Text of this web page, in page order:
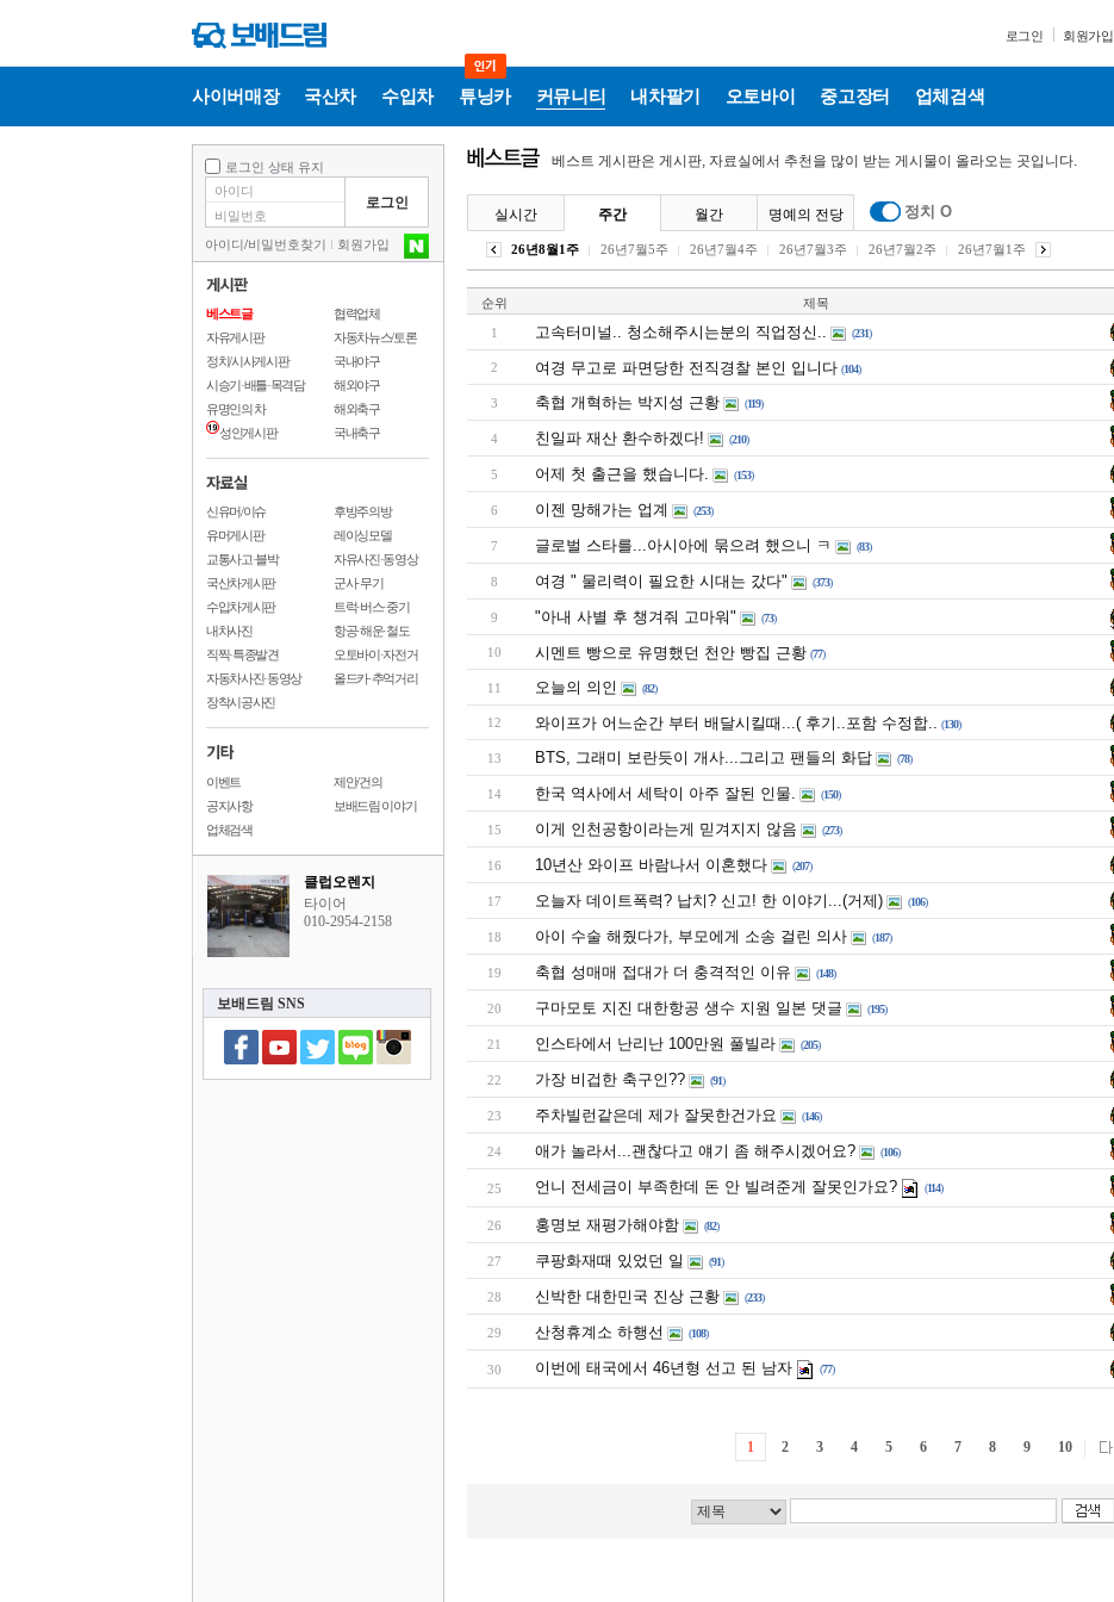
로그인 회원가입
사이버매장 국산차 수입차 튜닝카 커뮤니티 내차팔기 오토바이 중고장터 업체검색
로그인 상태 유지
아이디/비밀번호찾기 l 회원가입
베스트글
자유게시판
정치/시사게시판
시승기·배틀·목격담
유명인의 차
성인게시판
협력업체
자동차뉴스/토론
국내야구
해외야구
해외축구
국내축구
신유머/이슈
유머게시판
교통사고·블박
국산차게시판
수입차게시판
내차사진
직찍·특종발견
자동차사진·동영상
장착시공사진
후방주의방
레이싱모델
자유사진·동영상
군사·무기
트럭·버스·중기
항공·해운·철도
오토바이·자전거
올드카·추억거리
이벤트
공지사항
업체검색
제안/건의
보배드림 이야기
클럽오렌지
타이어
010-2954-2158
보배드림 SNS
베스트 게시판은 게시판, 자료실에서 추천을 많이 받는 게시물이 올라오는 곳입니다.
실시간 주간 월간 명예의 전당 정치 O
26년8월1주 26년7월5주 26년7월4주 26년7월3주 26년7월2주 26년7월1주
순위 제목
1 고속터미널.. 청소해주시는분의 직업정신.. (231)
2 여경 무고로 파면당한 전직경찰 본인 입니다 (104)
3 축협 개혁하는 박지성 근황 (119)
4 친일파 재산 환수하겠다! (210)
5 어제 첫 출근을 했습니다. (153)
6 이젠 망해가는 업계 (253)
7 글로벌 스타를...아시아에 묶으려 했으니 ㅋ (83)
8 여경 " 물리력이 필요한 시대는 갔다" (373)
9 "아내 사별 후 챙겨줘 고마워" (73)
10 시멘트 빵으로 유명했던 천안 빵집 근황 (77)
11 오늘의 의인 (82)
12 와이프가 어느순간 부터 배달시킬때...( 후기..포함 수정합.. (130)
13 BTS, 그래미 보란듯이 개사...그리고 팬들의 화답 (78)
14 한국 역사에서 세탁이 아주 잘된 인물. (150)
15 이게 인천공항이라는게 믿겨지지 않음 (273)
16 10년산 와이프 바람나서 이혼했다 (207)
17 오늘자 데이트폭력? 납치? 신고! 한 이야기...(거제) (106)
18 아이 수술 해줬다가, 부모에게 소송 걸린 의사 (187)
19 축협 성매매 접대가 더 충격적인 이유 (148)
20 구마모토 지진 대한항공 생수 지원 일본 댓글 (195)
21 인스타에서 난리난 100만원 풀빌라 (205)
22 가장 비겁한 축구인?? (91)
23 주차빌런같은데 제가 잘못한건가요 (146)
24 애가 놀라서...괜찮다고 얘기 좀 해주시겠어요? (106)
25 언니 전세금이 부족한데 돈 안 빌려준게 잘못인가요? (114)
26 홍명보 재평가해야함 (82)
27 쿠팡화재때 있었던 일 (91)
28 신박한 대한민국 진상 근황 (233)
29 산청휴계소 하행선 (108)
30 이번에 태국에서 46년형 선고 된 남자 (77)
1 2 3 4 5 6 7 8 9 10